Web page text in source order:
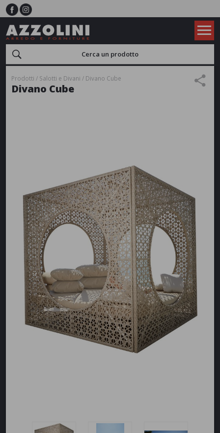
Prodotti Salotti e Divani Divano Cube
Divano Cube